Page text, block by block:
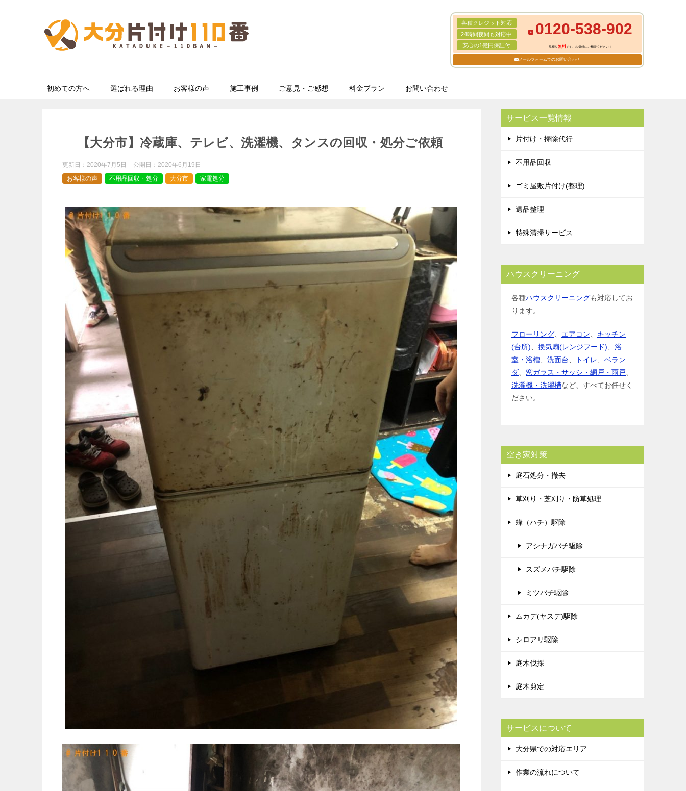
各種クレジット対応
24時間夜間も対応中
安心の1億円保証付
0120-538-902
見積り無料です。お気軽にご相談ください！
メールフォームでのお問い合わせ
初めての方へ 選ばれる理由 お客様の声 施工事例 ご意見・ご感想 料金プラン お問い合わせ
【大分市】冷蔵庫、テレビ、洗濯機、タンスの回収・処分ご依頼
更新日： 2020年7月5日 公開日： 2020年6月19日
お客様の声
不用品回収・処分 大分市 家電処分
サービス一覧情報
片付け・掃除代行
不用品回収
ゴミ屋敷片付け(整理)
遺品整理
特殊清掃サービス
ハウスクリーニング
各種ハウスクリーニングも対応してお
ります。
フローリング エアコン
キッチン
(台所)
換気扇(レンジフード)
浴
室・浴槽
洗面台 トイレ
ベラン
ダ
窓ガラス・サッシ・網戸・雨戸
洗濯機・洗濯槽など、すべてお任せく
ださい。
空き家対策
庭石処分・撤去
草刈り・芝刈り・防草処理
蜂（ハチ）駆除
アシナガバチ駆除
スズメバチ駆除
ミツバチ駆除
ムカデ(ヤスデ)駆除
シロアリ駆除
庭木伐採
庭木剪定
サービスについて
大分県での対応エリア
作業の流れについて